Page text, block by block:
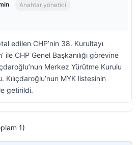
Anahtar yönetici
edilen CHP’nin 38. Kurultayı
ile CHP Genel Başkanılığı görevine
Merkez Yürütme Kurulu
MYK listesinin
getirildi.
1)